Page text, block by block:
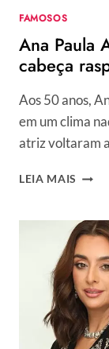
FAMOSOS
Ana Paula
cabeça
Aos 50 anos,
em um clima
atriz voltaram
LEIA MAIS ANA
NA
DE